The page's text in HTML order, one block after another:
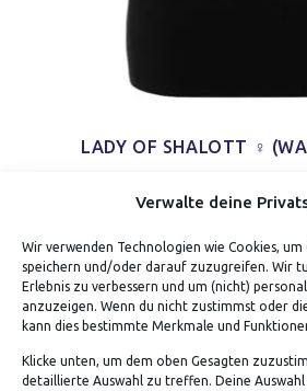
Verwalte deine
Wir verwenden Technologien wie Cookies,
speichern und/oder darauf zuzugreifen. Wir
Erlebnis zu verbessern und um (nicht)
anzuzeigen. Wenn du nicht zustimmst oder
kann dies bestimmte Merkmale und
Klicke unten, um dem oben Gesagten
detaillierte Auswahl zu treffen. Deine
LADY OF SHALOTT ♀
Verdiene bis zu 35
Bewertet mit
geprüfte Gesamtbewertungen